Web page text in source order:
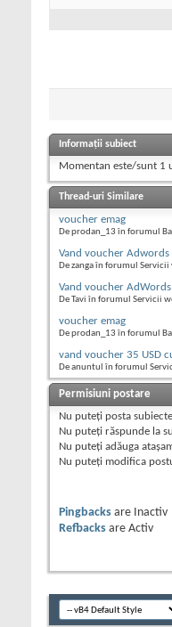
Informații subiect
Momentan este/sunt 1
Thread-uri Similare
voucher emag
De prodan_13 în forumul
Vand voucher Adwords
De zanga în forumul Servicii
Vand voucher AdWords
De Tavi în forumul Servicii
voucher emag
De prodan_13 în forumul
vand voucher 35 USD
De anuntul în forumul
Permisiuni postare
Nu puteţi posta
Nu puteţi răspunde la
Nu puteţi adăuga
Nu puteţi modifica
Pingbacks are
Inactiv
Refbacks are Activ